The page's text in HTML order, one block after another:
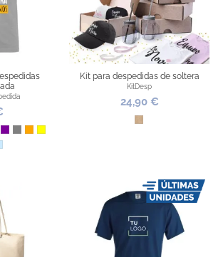
Morado
GrisNaranjaAmarillo
RoyalClaro
Kit para despedidas de soltera
KitDesp
24,90 €
Kraft